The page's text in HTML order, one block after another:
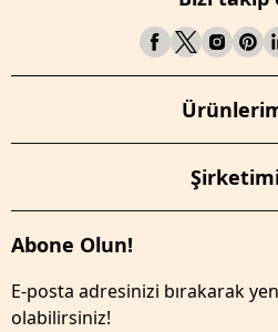
Abone Olun!
E-posta adresinizi bırakarak
olabilirsiniz!